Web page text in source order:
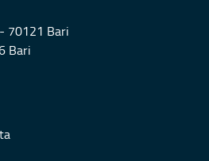
70121 Bari
Bari